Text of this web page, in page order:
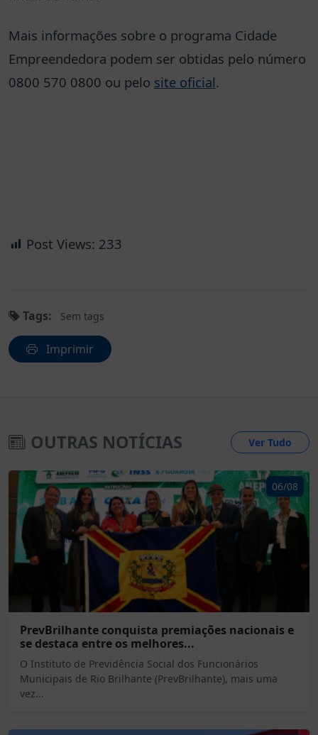
Mais informações sobre o programa Cidade
Empreendedora podem ser obtidas pelo número
0800 570 0800 ou pelo site oficial.
Post Views: 233
Tags: Sem tags
Imprimir
OUTRAS NOTÍCIAS Ver Tudo
06/08
PrevBrilhante conquista premiações nacionais e
se destaca entre os melhores...
O Instituto de Previdência Social dos Funcionários
Municipais de Rio Brilhante (PrevBrilhante), mais uma
vez...